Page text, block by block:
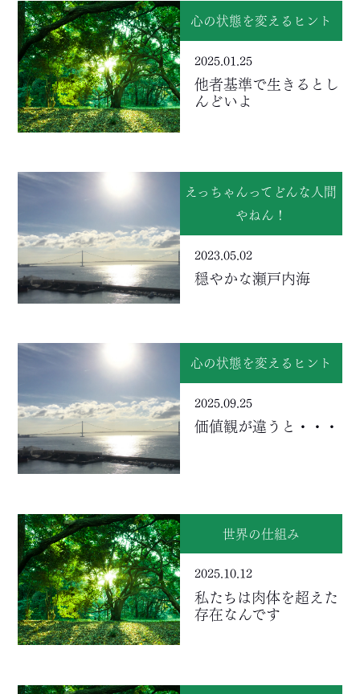
心の状態を変えるヒント
2025.01.25
他者基準で生きるとし
んどいよ
えっちゃんってどんな人間
やねん！
2023.05.02
穏やかな瀬戸内海
心の状態を変えるヒント
2025.09.25
価値観が違うと・・・
世界の仕組み
2025.10.12
私たちは肉体を超えた
存在なんです